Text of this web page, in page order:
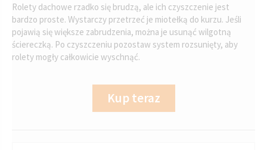
Rolety dachowe rzadko się brudzą, ale ich czyszczenie jest
bardzo proste. Wystarczy przetrzeć je miotełką do kurzu. Jeśli
pojawią się większe zabrudzenia, można je usunąć wilgotną
ściereczką. Po czyszczeniu pozostaw system rozsunięty, aby
rolety mogły całkowicie wyschnąć.
Kup teraz